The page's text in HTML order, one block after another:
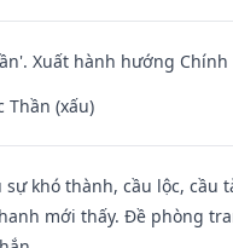
Xuất hành hướng Chính
Thần (xấu)
sự khó thành, cầu lộc, cầu
mới thấy. Đề phòng